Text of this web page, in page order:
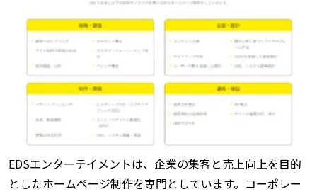
EDSエンターテイメントは、企業の集客と売上向上を目的
としたホームページ制作を専門としています。コーポレー